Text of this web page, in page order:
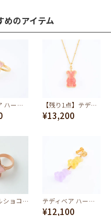
めのアイテム
テディベア ハードグミ リング（グレープ） 【残り1点】テディベア ハードグミ ネックレス（ストロベリー）
¥13,200
エトワールショコラ リング（ライトピンク） テディベア ハードグミ イヤリング（レモン＆グレープ）
¥12,100